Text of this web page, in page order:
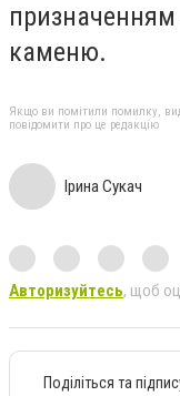
каменю.
Якщо ви помітили помилку,
повідомити про це редакцію
Ірина Сукач
Авторизуйтесь, щоб
Поділіться та